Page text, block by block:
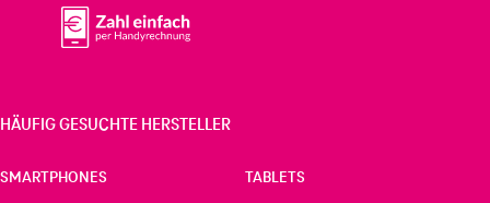
HÄUFIG GESUCHTE HERSTELLER
SMARTPHONES TABLETS